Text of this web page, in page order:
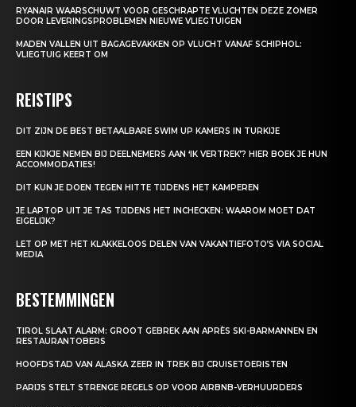
RYANAIR WAARSCHUWT VOOR GESCHRAPTE VLUCHTEN DEZE ZOMER
DOOR LEVERINGSPROBLEMEN NIEUWE VLIEGTUIGEN
MADEN VALLEN UIT BAGAGEVAKKEN OP VLUCHT VANAF SCHIPHOL:
VLIEGTUIG KEERT OM
REISTIPS
DIT ZIJN DE BEST BETAALBARE SWIM UP KAMERS IN TURKIJE
EEN KIJKJE NEMEN BIJ DEELNEMERS AAN ‘IK VERTREK’? HIER BOEK JE HUN
ACCOMMODATIES!
DIT KUN JE DOEN TEGEN HITTE TIJDENS HET KAMPEREN
JE LAPTOP UIT JE TAS TIJDENS HET INCHECKEN: WAAROM MOET DAT
EIGELIJK?
LET OP MET HET KLAKKELOOS DELEN VAN VAKANTIEFOTO’S VIA SOCIAL
MEDIA
BESTEMMINGEN
TIROL SLAAT ALARM: GROOT GEBREK AAN APRÈS SKI-BARMANNEN EN
RESTAURANTOBERS
HOOFDSTAD VAN ALASKA ZEER IN TREK BIJ CRUISETOERISTEN
PARIJS STELT STRENGE REGELS OP VOOR AIRBNB-VERHUURDERS